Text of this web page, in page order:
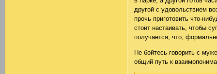
другой с удовольствием
прочь приготовить что-
стоит настаивать, чтобы
получается, что,
Не бойтесь говорить с
общий путь к